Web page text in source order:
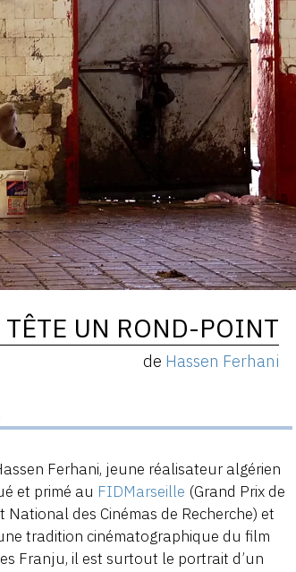
TÊTE UN ROND-POINT
de Hassen Ferhani
Ferhani, jeune réalisateur algérien
et primé au FIDMarseille (Grand Prix de
des Cinémas de Recherche) et
tradition cinématographique du film
Franju, il est surtout le portrait d’un